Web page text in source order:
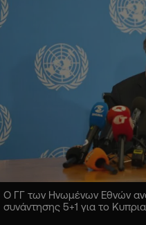
Ο ΓΓ των Ηνωμένων Εθνών
συνάντησης 5+1 για το